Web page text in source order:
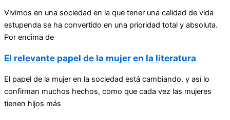
Vivimos en una sociedad en la que tener una calidad de vida
estupenda se ha convertido en una prioridad total y absoluta.
Por encima de
El relevante papel de la mujer en la literatura
El papel de la mujer en la sociedad está cambiando, y así lo
confirman muchos hechos, como que cada vez las mujeres
tienen hijos más